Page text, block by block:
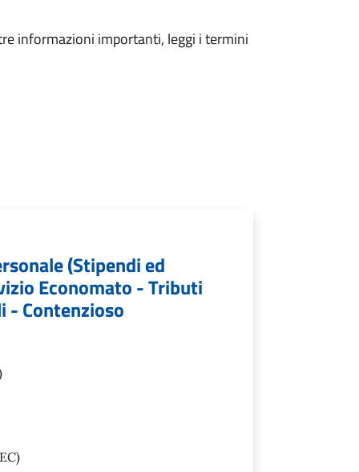
informazioni importanti, leggi i termini
(Stipendi ed
Economato - Tributi
- Contenzioso